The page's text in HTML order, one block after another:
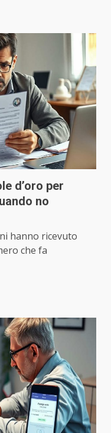
d’oro per
no
hanno ricevuto
che fa